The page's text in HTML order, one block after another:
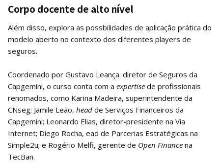
Corpo docente de alto nível
Além disso, explora as possbilidades de aplicação prática do
modelo aberto no contexto dos diferentes players de
seguros.
Coordenado por Gustavo Leança. diretor de Seguros da
Capgemini, o curso conta com a expertise de profissionais
renomados, como Karina Madeira, superintendente da
CNseg; Jamile Leão, head de Serviços Financeiros da
Capgemini; Leonardo Elias, diretor-presidente na Via
Internet; Diego Rocha, ead de Parcerias Estratégicas na
Simple2u; e Rogério Melfi, gerente de Open Finance na
TecBan.